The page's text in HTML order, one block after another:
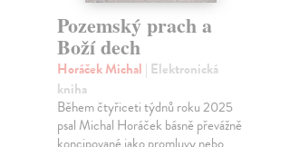
Pozemský prach a
Boží dech
Horáček Michal | Elektronická
kniha
Během čtyřiceti týdnů roku 2025
psal Michal Horáček básně převážně